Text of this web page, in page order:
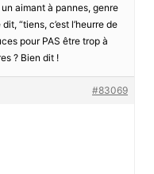
un aimant à pannes, genre
“tiens, c’est l’heurre de
pour PAS être trop à
? Bien dit !
#83069